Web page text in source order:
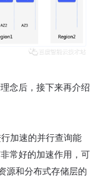
念后，接下来再介绍
加速的并行查询能
常好的加速作用，可
源和分布式存储层的